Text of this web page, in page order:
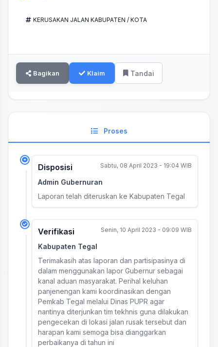
KERUSAKAN JALAN KABUPATEN / KOTA
Bagikan Klaim Tandai
Proses
Disposisi Sabtu, 08 April 2023 - 19:04 WIB
Admin Gubernuran
Laporan telah diteruskan ke Kabupaten Tegal
Verifikasi Senin, 10 April 2023 - 09:09 WIB
Kabupaten Tegal
Terimakasih atas laporan dan partisipasinya di
dalam menggunakan lapor Gubernur sebagai
kanal aduan masyarakat. Perihal keluhan
panjenengan kami koordinasikan dengan
Pemkab Tegal melalui Dinas PUPR agar
nantinya diterjunkan tim tekhnis guna dilakukan
pengecekan di lokasi jalan rusak tersebut dan
harapan kami semoga bisa dianggarkan
perbaikanya di tahun ini